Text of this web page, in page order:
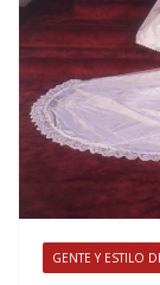
GENTE Y ESTILO